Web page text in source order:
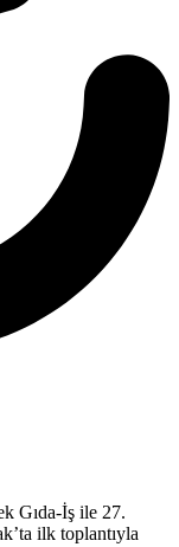
Gıda-İş ile 27.
ilk toplantıyla